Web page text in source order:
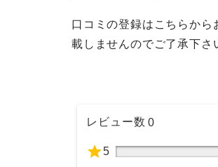
口コミの登録はこちらか
載しませんのでご了承下さ
レビュー数 0
5